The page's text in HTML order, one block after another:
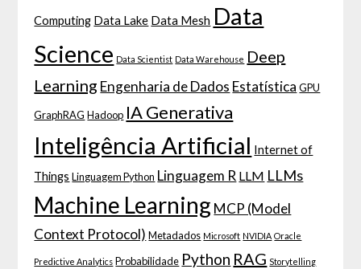
Computing Data Lake Data Mesh Data
Science Data Scientist Data Warehouse Deep
Learning Engenharia de Dados Estatística GPU
GraphRAG Hadoop IA Generativa
Inteligência Artificial Internet of
Things Linguagem Python Linguagem R LLM LLMs
Machine Learning MCP (Model
Context Protocol) Metadados Microsoft NVIDIA Oracle
Predictive Analytics Probabilidade Python RAG Storytelling